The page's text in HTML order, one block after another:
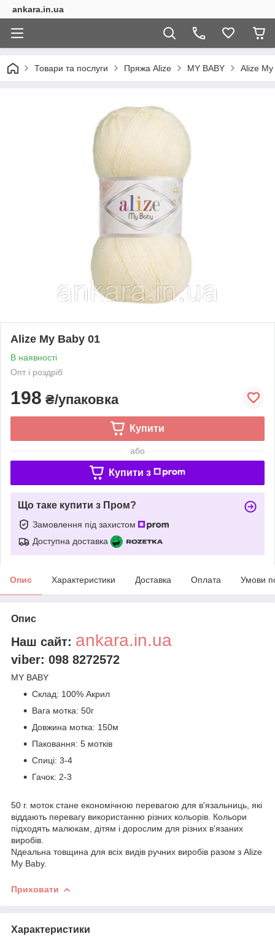
ankara.in.ua
Товари та послуги Пряжа Alize MY BABY Alize
Alize My Baby 01
В наявності
Опт і роздріб
198 ₴/упаковка
Купити
або
Купити з
Що таке купити з Пром?
Замовлення під захистом
Доступна доставка
Опис Характеристики Доставка Оплата Умови
Опис
Наш сайт: ankara.in.ua
viber: 098 8272572
MY BABY
Склад: 100% Акрил
Вага мотка: 50г
Довжина мотка: 150м
Паковання: 5 мотків
Спиці: 3-4
Гачок: 2-3
50 г. моток стане економічною перевагою для в'язальниць, які
віддають перевагу використанню різних кольорів. Кольори
підходять малюкам, дітям і дорослим для різних в'язаних
виробів.
Nдеальна товщина для всіх видів ручних виробів разом з Alize
My Baby.
Приховати
Характеристики